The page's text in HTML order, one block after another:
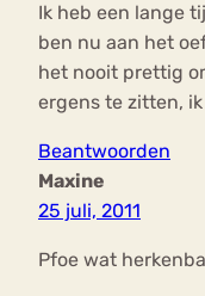
Ik heb een lange
ben nu aan het
het nooit prettig
ergens te zitten,
Beantwoorden
Maxine
25 juli, 2011
Pfoe wat